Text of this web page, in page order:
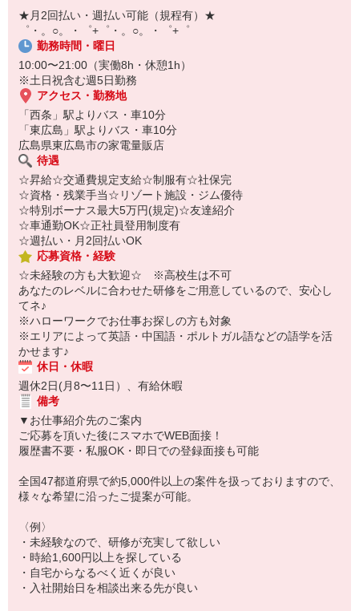
オンライン面談なのでスピード対応。
即日登録もOK♪
気になった方はお気軽にご相談ください！
★月2回払い・週払い可能（規程有）★
゜・。○。・゜+゜・。○。・゜+゜
勤務時間・曜日
10:00〜21:00（実働8h・休憩1h）
※土日祝含む週5日勤務
アクセス・勤務地
「西条」駅よりバス・車10分
「東広島」駅よりバス・車10分
広島県東広島市の家電量販店
待遇
☆昇給☆交通費規定支給☆制服有☆社保完
☆資格・残業手当☆リゾート施設・ジム優待
☆特別ボーナス最大5万円(規定)☆友達紹介
☆車通勤OK☆正社員登用制度有
☆週払い・月2回払いOK
応募資格・経験
☆未経験の方も大歓迎☆ ※高校生は不可
あなたのレベルに合わせた研修をご用意しているので、安心し
てネ♪
※ハローワークでお仕事お探しの方も対象
※エリアによって英語・中国語・ポルトガル語などの語学を活
かせます♪
休日・休暇
週休2日(月8〜11日）、有給休暇
備考
▼お仕事紹介先のご案内
ご応募を頂いた後にスマホでWEB面接！
履歴書不要・私服OK・即日での登録面接も可能
全国47都道府県で約5,000件以上の案件を扱っておりますので、
様々な希望に沿ったご提案が可能。
〈例〉
・未経験なので、研修が充実して欲しい
・時給1,600円以上を探している
・自宅からなるべく近くが良い
・入社開始日を相談出来る先が良い